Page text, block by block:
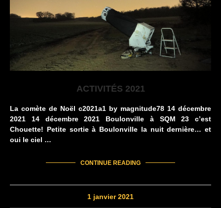
ACTIVITÉS 2021
La comète de Noël c2021a1 by magnitude78 14 décembre
2021 14 décembre 2021 Boulonville à SQM 23 c’est
Chouette! Petite sortie à Boulonville la nuit dernière… et
oui le ciel …
CONTINUE READING
1 janvier 2021